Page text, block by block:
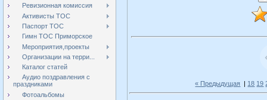
Ревизионная комиссия
Активисты ТОС
Паспорт ТОС
Гимн ТОС Приморское
Мероприятия,проекты
Организации на терри...
Каталог статей
Аудио поздравления с
праздниками
Фотоальбомы
« Предыдущая | 18 19